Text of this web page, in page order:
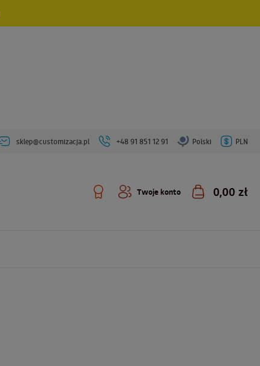
sklep@customizacja.pl +48 91 851 12 91 Polski PLN
Twoje konto 0,00 zł